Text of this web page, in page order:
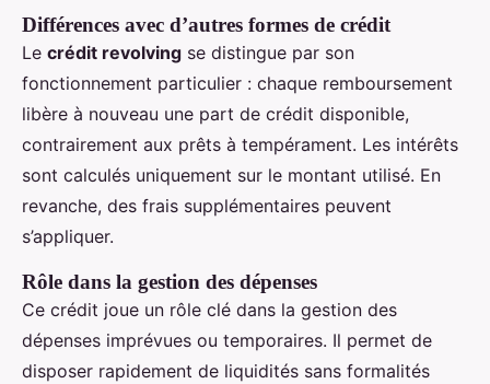
Différences avec d’autres formes de crédit
Le crédit revolving se distingue par son
fonctionnement particulier : chaque remboursement
libère à nouveau une part de crédit disponible,
contrairement aux prêts à tempérament. Les intérêts
sont calculés uniquement sur le montant utilisé. En
revanche, des frais supplémentaires peuvent
s’appliquer.
Rôle dans la gestion des dépenses
Ce crédit joue un rôle clé dans la gestion des
dépenses imprévues ou temporaires. Il permet de
disposer rapidement de liquidités sans formalités